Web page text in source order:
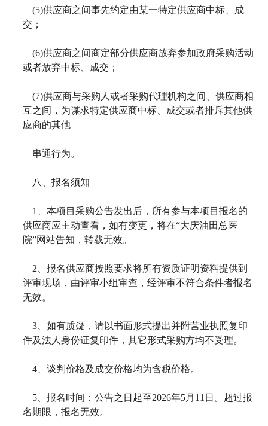
(5)供应商之间事先约定由某一特定供应商中标、成
交；
(6)供应商之间商定部分供应商放弃参加政府采购活动
或者放弃中标、成交；
(7)供应商与采购人或者采购代理机构之间、供应商相
互之间，为谋求特定供应商中标、成交或者排斥其他供
应商的其他
串通行为。
八、报名须知
1
、本项目采购公告发出后，所有参与本项目报名的
供应商应主动查看，如有变更，将在“大庆油田总医
院”网站告知，转载无效。
2 、报名供应商按照要求将所有资质证明资料提供到
评审现场，由评审小组审查，经评审不符合条件者报名
无效。
3 、如有质疑，请以书面形式提出并附营业执照复印
件及法人身份证复印件，其它形式采购方均不受理。
4 、谈判价格及成交价格均为含税价格。
5 、报名时间：公告之日起至2026年5月 11日。超过报
名期限，报名无效。